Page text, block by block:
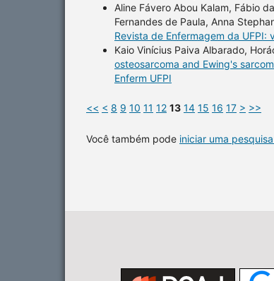
Aline Fávero Abou Kalam, Fábio
Fernandes de Paula, Anna
Revista de Enfermagem da UFPI:
Kaio Vinícius Paiva Albarado,
osteosarcoma and Ewing's
Enferm UFPI
<< < 8 9 10 11 12 13 14 15 16 17 > >>
Você também pode iniciar uma